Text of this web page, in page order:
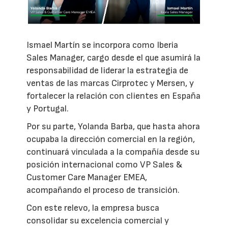
Ismael Martín se incorpora como Iberia
Sales Manager, cargo desde el que asumirá la
responsabilidad de liderar la estrategia de
ventas de las marcas Cirprotec y Mersen, y
fortalecer la relación con clientes en España
y Portugal.
Por su parte, Yolanda Barba, que hasta ahora
ocupaba la dirección comercial en la región,
continuará vinculada a la compañía desde su
posición internacional como VP Sales &
Customer Care Manager EMEA,
acompañando el proceso de transición.
Con este relevo, la empresa busca
consolidar su excelencia comercial y